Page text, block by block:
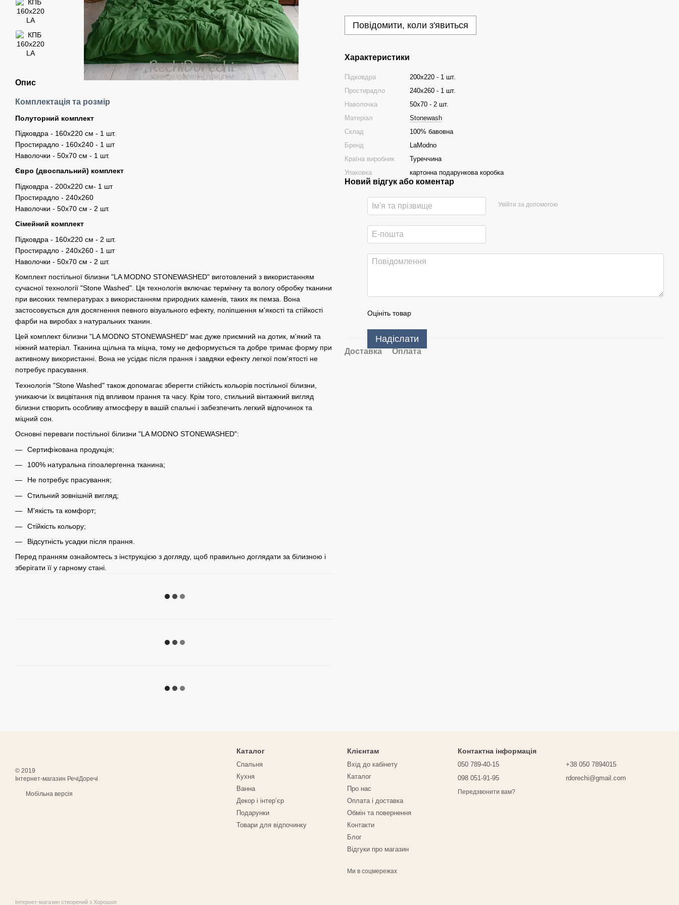
Опис
Комплектація та розмір
Полуторний комплект
Підковдра - 160х220 см - 1 шт.
Простирадло - 160х240 - 1 шт
Наволочки - 50х70 см - 1 шт.
Євро (двоспальний) комплект
Підковдра - 200х220 см- 1 шт
Простирадло - 240х260
Наволочки - 50х70 см - 2 шт.
Сімейний комплект
Підковдра - 160х220 см - 2 шт.
Простирадло - 240х260 - 1 шт
Наволочки - 50х70 см - 2 шт.
Комплект постільної білизни "LA MODNO STONEWASHED" виготовлений з використанням
сучасної технології "Stone Washed". Ця технологія включає термічну та вологу обробку тканини
при високих температурах з використанням природних каменів, таких як пемза. Вона
застосовується для досягнення певного візуального ефекту, поліпшення м'якості та стійкості
фарби на виробах з натуральних тканин.
Цей комплект білизни "LA MODNO STONEWASHED" має дуже приємний на дотик, м'який та
ніжний матеріал. Тканина щільна та міцна, тому не деформується та добре тримає форму при
активному використанні. Вона не усідає після прання і завдяки ефекту легкої пом'ятості не
потребує прасування.
Технологія "Stone Washed" також допомагає зберегти стійкість кольорів постільної білизни,
уникаючи їх вицвітання під впливом прання та часу. Крім того, стильний вінтажний вигляд
білизни створить особливу атмосферу в вашій спальні і забезпечить легкий відпочинок та
міцний сон.
Основні переваги постільної білизни "LA MODNO STONEWASHED":
Сертифікована продукція;
100% натуральна гіпоалергенна тканина;
Не потребує прасування;
Стильний зовнішній вигляд;
М'якість та комфорт;
Стійкість кольору;
Відсутність усадки після прання.
Перед пранням ознайомтесь з інструкцією з догляду, щоб правильно доглядати за білизною і
зберігати її у гарному стані.
Повідомити, коли з'явиться
Характеристики
Підковдра
200x220 - 1 шт.
Простирадло
240x260 - 1 шт.
Наволочка
50x70 - 2 шт.
Матеріал
Stonewash
Склад
100% бавовна
Бренд
LaModno
Країна виробник
Туреччина
Упаковка
картонна подарункова коробка
Новий відгук або коментар
Увійти за допомогою
Оцініть товар
Надіслати
Доставка Оплата
© 2019
Інтернет-магазин РечіДоречі
Мобільна версія
Інтернет-магазин створений з Хорошоп
Каталог
Спальня
Кухня
Ванна
Декор і інтерʼєр
Подарунки
Товари для відпочинку
Клієнтам
Вхід до кабінету
Каталог
Про нас
Оплата і доставка
Обмін та повернення
Контакти
Блог
Відгуки про магазин
Ми в соцмережах
Контактна інформація
050 789-40-15
098 051-91-95
Передзвонити вам?
+38 050 7894015
rdorechi@gmail.com